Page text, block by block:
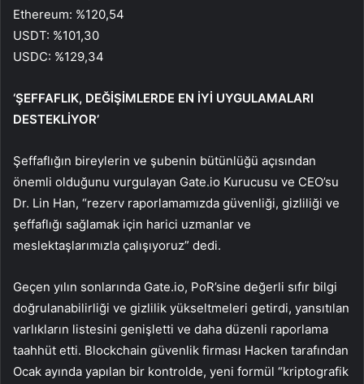
Ethereum: %120,54
USDT: %101,30
USDC: %129,34
‘ŞEFFAFLIK, DEĞİŞİMLERDE EN İYİ UYGULAMALARI
DESTEKLİYOR’
Şeffaflığın bireylerin ve şubenin bütünlüğü açısından
önemli olduğunu vurgulayan Gate.io Kurucusu ve CEO’su
Dr. Lin Han, “rezerv raporlamamızda güvenliği, gizliliği ve
şeffaflığı sağlamak için harici uzmanlar ve
meslektaşlarımızla çalışıyoruz” dedi.
Geçen yılın sonlarında Gate.io, PoR’sine değerli sıfır bilgi
doğrulanabilirliği ve gizlilik yükseltmeleri getirdi, yansıtılan
varlıkların listesini genişletti ve daha düzenli raporlama
taahhüt etti. Blockchain güvenlik firması Hacken tarafından
Ocak ayında yapılan bir kontrolde, yeni formül “kriptografik